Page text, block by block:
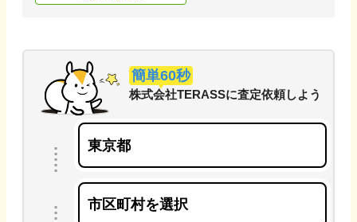
簡単60秒
株式会社TERASSに査定依頼しよう